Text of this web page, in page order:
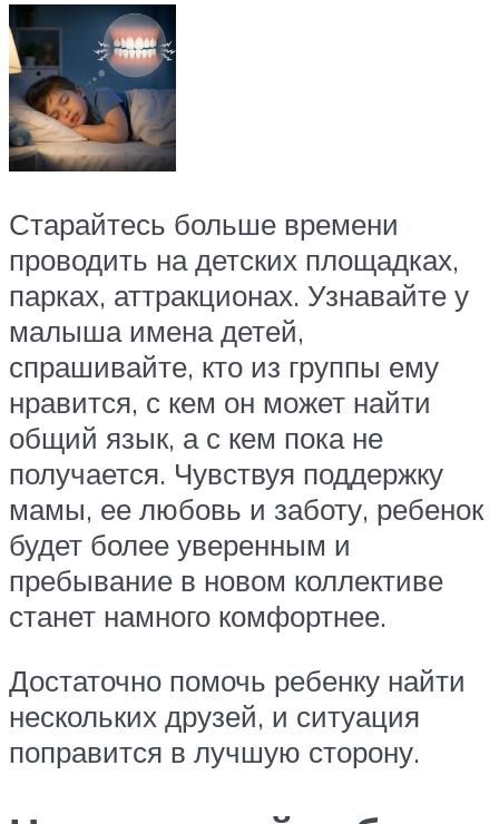
Старайтесь больше времени
проводить на детских площадках,
парках, аттракционах. Узнавайте у
малыша имена детей,
спрашивайте, кто из группы ему
нравится, с кем он может найти
общий язык, а с кем пока не
получается. Чувствуя поддержку
мамы, ее любовь и заботу, ребенок
будет более уверенным и
пребывание в новом коллективе
станет намного комфортнее.
Достаточно помочь ребенку найти
нескольких друзей, и ситуация
поправится в лучшую сторону.